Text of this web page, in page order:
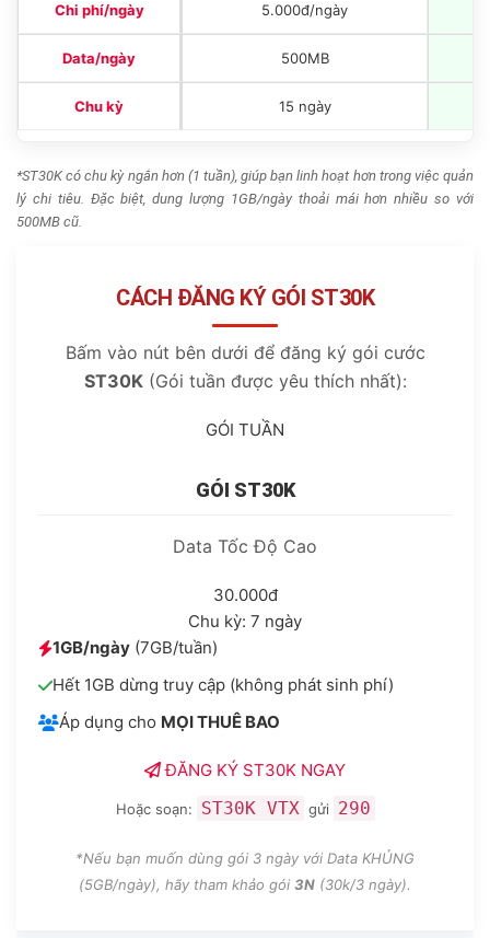
Chi phí/ngày 5.000đ/ngày
Data/ngày 500MB
Chu kỳ 15 ngày
*ST30K có chu kỳ ngắn hơn (1 tuần), giúp bạn linh hoạt hơn trong việc quản
lý chi tiêu. Đặc biệt, dung lượng 1GB/ngày thoải mái hơn nhiều so với
500MB cũ.
CÁCH ĐĂNG KÝ GÓI ST30K
Bấm vào nút bên dưới để đăng ký gói cước
ST30K(Gói tuần được yêu thích nhất):
GÓI TUẦN
GÓI ST30K
Data Tốc Độ Cao
30.000đ
Chu kỳ: 7 ngày
1GB/ngày (7GB/tuần)
Hết 1GB dừng truy cập (không phát sinh phí)
Áp dụng cho MỌI THUÊ BAO
ĐĂNG KÝ ST30K NGAY
Hoặc soạn: ST30K VTX gửi 290
*Nếu bạn muốn dùng gói 3 ngày với Data KHỦNG
(5GB/ngày), hãy tham khảo gói 3N (30k/3 ngày).